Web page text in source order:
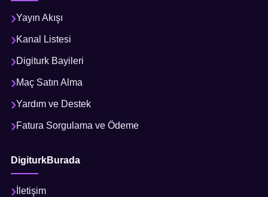
Yayın Akışı
Kanal Listesi
Digiturk Bayileri
Maç Satın Alma
Yardım ve Destek
Fatura Sorgulama ve Ödeme
DigiturkBurada
İletişim